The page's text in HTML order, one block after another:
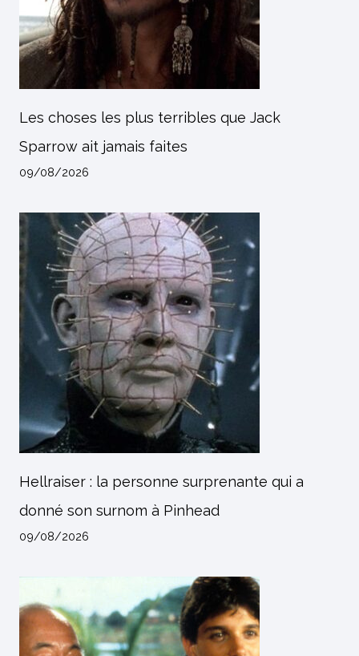
Les choses les plus terribles que Jack
Sparrow ait jamais faites
09/08/2026
Hellraiser : la personne surprenante qui a
donné son surnom à Pinhead
09/08/2026